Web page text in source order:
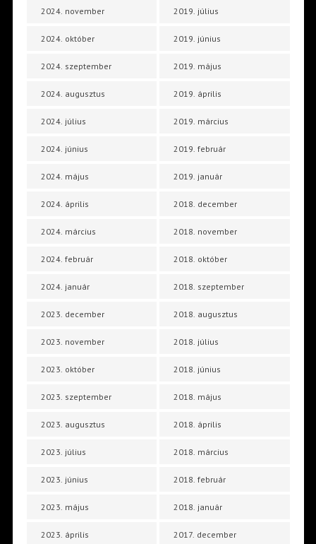
2024. november
2024. október
2024. szeptember
2024. augusztus
2024. július
2024. június
2024. május
2024. április
2024. március
2024. február
2024. január
2023. december
2023. november
2023. október
2023. szeptember
2023. augusztus
2023. július
2023. június
2023. május
2023. április
2019. július
2019. június
2019. május
2019. április
2019. március
2019. február
2019. január
2018. december
2018. november
2018. október
2018. szeptember
2018. augusztus
2018. július
2018. június
2018. május
2018. április
2018. március
2018. február
2018. január
2017. december